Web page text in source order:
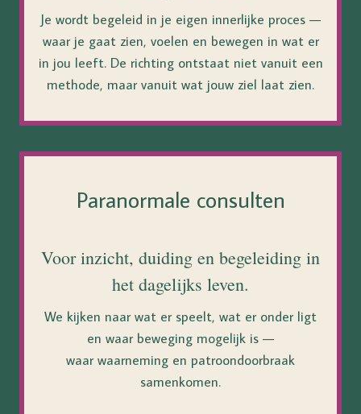
Je wordt begeleid in je eigen innerlijke proces —
waar je gaat zien, voelen en bewegen in wat er
in jou leeft. De richting ontstaat niet vanuit een
methode, maar vanuit wat jouw ziel laat zien.
Paranormale consulten
Voor inzicht, duiding en begeleiding in
het dagelijks leven.
We kijken naar wat er speelt, wat er onder ligt
en waar beweging mogelijk is —
waar waarneming en patroondoorbraak
samenkomen.